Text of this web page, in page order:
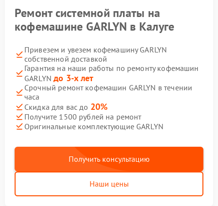
Ремонт системной платы на
кофемашине GARLYN в Калуге
Привезем и увезем кофемашину GARLYN
собственной доставкой
Гарантия на наши работы по ремонту кофемашин
GARLYNдо 3-х лет
Срочный ремонт кофемашин GARLYN в течении
часа
Скидка для вас до 20%
Получите 1500 рублей на ремонт
Оригинальные комплектующие GARLYN
Получить консультацию
Наши цены